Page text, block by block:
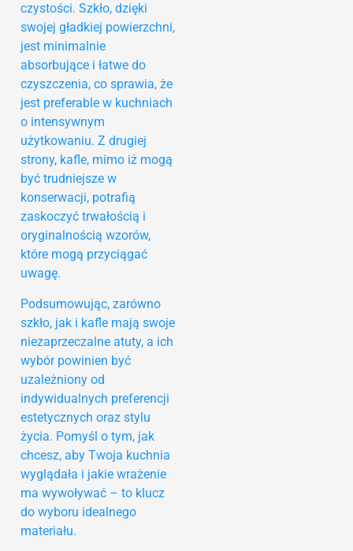
czystości. Szkło, dzięki
swojej gładkiej powierzchni,
jest minimalnie
absorbujące i łatwe do
czyszczenia, co sprawia, że
jest preferable w kuchniach
o intensywnym
użytkowaniu. Z drugiej
strony, kafle, mimo iż mogą
być trudniejsze w
konserwacji, potrafią
zaskoczyć trwałością i
oryginalnością wzorów,
które mogą przyciągać
uwagę.
Podsumowując, zarówno
szkło, jak i kafle mają swoje
niezaprzeczalne atuty, a ich
wybór powinien być
uzależniony od
indywidualnych preferencji
estetycznych oraz stylu
życia. Pomyśl o tym, jak
chcesz, aby Twoja kuchnia
wyglądała i jakie wrażenie
ma wywoływać – to klucz
do wyboru idealnego
materiału.